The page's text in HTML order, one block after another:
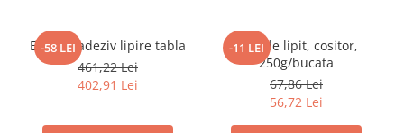
-58 LEI
Enkolit, adeziv lipire tabla
461,22 Lei
402,91 Lei
-11 LEI
Aliaj de lipit, cositor,
250g/bucata
67,86 Lei
56,72 Lei